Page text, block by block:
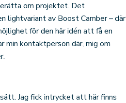
om projektet. Det
lightvariant av Boost Camber – där
för den här idén att få en
min kontaktperson där, mig om
Jag fick intrycket att här finns